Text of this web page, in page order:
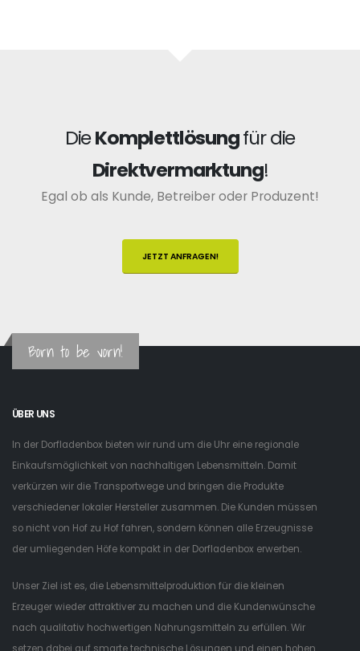
DieKomplettlösungfür die
Direktvermarktung!
Egal ob als Kunde, Betreiber oder Produzent!
JETZT ANFRAGEN!
Born to be vorn!
ÜBER UNS
In der Dorfladenbox bieten wir rund um die Uhr eine regionale
Einkaufsmöglichkeit von nachhaltigen Lebensmitteln. Damit
verkürzen wir die Transportwege und bringen die Produkte
verschiedener lokaler Hersteller zusammen. Die Kunden müssen
so nicht von Hof zu Hof fahren, sondern können alle Erzeugnisse
der umliegenden Höfe kompakt in der Dorfladenbox erwerben.
Unser Ziel ist es, die Lebensmittelproduktion für die kleinen
Erzeuger wieder attraktiver zu machen und die Kundenwünsche
nach qualitativ hochwertigen Nahrungsmitteln zu erfüllen. Wir
setzen dabei auf smarte technische Lösungen und einen hohen